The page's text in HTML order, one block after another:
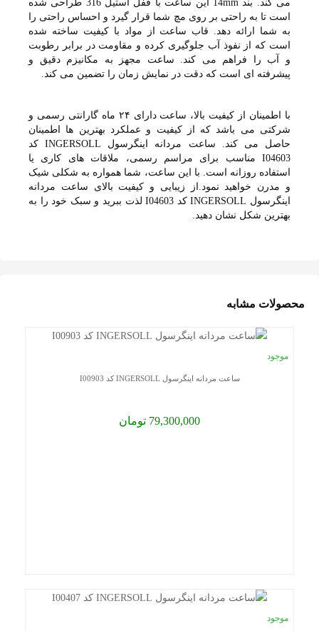
می کند. بند 14mm این ساعت با قفل استیل 316 طراحی شده
است تا به راحتی بر روی مچ شما قرار گیرد و احساس راحتی را
به شما ارائه دهد. قاب ساعت از مواد با کیفیت ساخته شده
است که از نفوذ آب جلوگیری کرده و مقاومت در برابر رطوبت
و آب را فراهم می کند. ساعت مجهز به مکانیزم دقیق و
پیشرفته ای است که دقت در نمایش زمان را تضمین می کند.
با اطمینان از کیفیت بالا، ساعت دارای ۲۴ ماه گارانتی رسمی و
شرکتی می باشد که از کیفیت و عملکرد بهترین ها اطمینان
حاصل می کند. ساعت مردانه اینگرسول INGERSOLL کد
I04603 مناسب برای مراسم رسمی، ملاقات های کاری یا
استفاده روزانه است. با این ساعت، شما همواره به شکلی شیک
و مدرن خواهید نمود.از زیبایی و کیفیت بالای ساعت مردانه
اینگرسول INGERSOLL کد I04603 لذت ببرید و سبک خود را به
بهترین شکل نشان دهید.
محصولات مشابه
موجود
ساعت مردانه اینگرسول INGERSOLL کد I00903
79,300,000 تومان
موجود